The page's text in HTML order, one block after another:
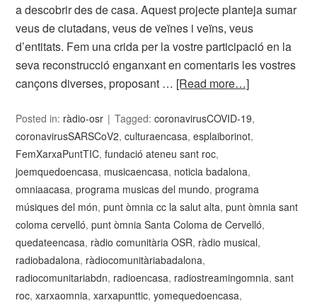
a descobrir des de casa. Aquest projecte planteja sumar
veus de ciutadans, veus de veïnes i veïns, veus
d’entitats. Fem una crida per la vostre participació en la
seva reconstrucció enganxant en comentaris les vostres
cançons diverses, proposant … [Read more…]
Posted in: ràdio-osr Tagged:coronavirusCOVID-19,
coronavirusSARSCoV2,culturaencasa,esplaiborinot,
FemXarxaPuntTIC,fundació ateneu sant roc,
joemquedoencasa, musicaencasa, noticia badalona,
omniaacasa,programa musicas del mundo,programa
músiques del món,punt òmnia cc la salut alta,punt òmnia sant
coloma cervelló,punt òmnia Santa Coloma de Cervelló,
quedateencasa, ràdio comunitària OSR, ràdio musical,
radiobadalona, ràdiocomunitàriabadalona,
radiocomunitariabdn, radioencasa, radiostreamingomnia,sant
roc,xarxaomnia,xarxapunttic,yomequedoencasa,